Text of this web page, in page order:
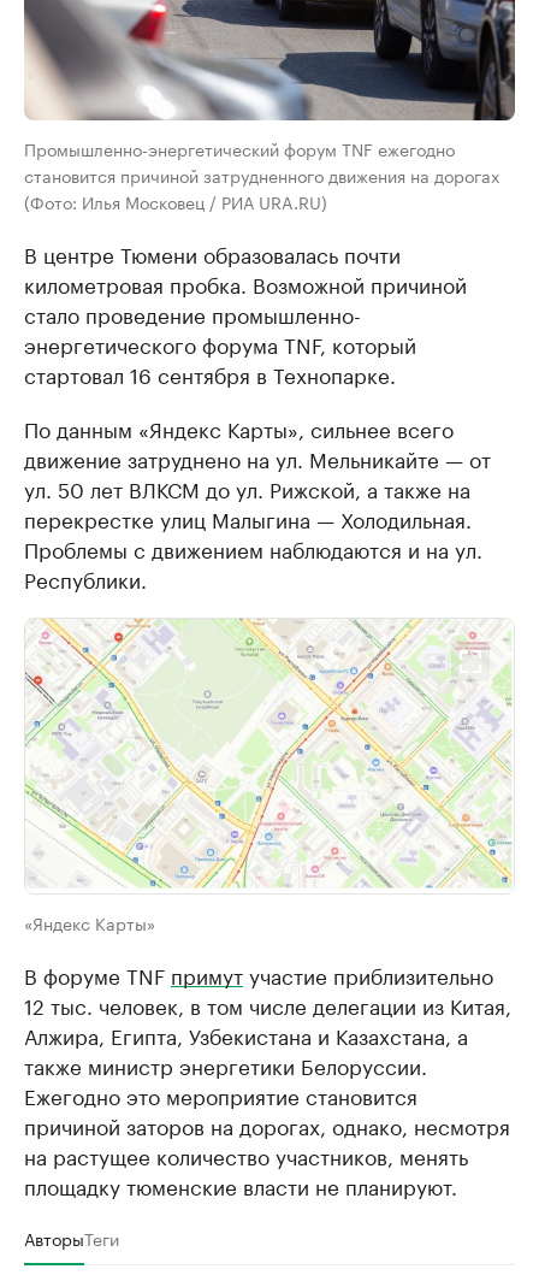
Промышленно-энергетический форум TNF ежегодно
становится причиной затрудненного движения на дорогах
(Фото: Илья Московец / РИА URA.RU)
В центре Тюмени образовалась почти
километровая пробка. Возможной причиной
стало проведение промышленно-
энергетического форума TNF, который
стартовал 16 сентября в Технопарке.
По данным «Яндекс Карты», сильнее всего
движение затруднено на ул. Мельникайте — от
ул. 50 лет ВЛКСМ до ул. Рижской, а также на
перекрестке улиц Малыгина — Холодильная.
Проблемы с движением наблюдаются и на ул.
Республики.
«Яндекс Карты»
В форуме TNF примутучастие приблизительно
12 тыс. человек, в том числе делегации из Китая,
Алжира, Египта, Узбекистана и Казахстана, а
также министр энергетики Белоруссии.
Ежегодно это мероприятие становится
причиной заторов на дорогах, однако, несмотря
на растущее количество участников, менять
площадку тюменские власти не планируют.
АвторыТеги